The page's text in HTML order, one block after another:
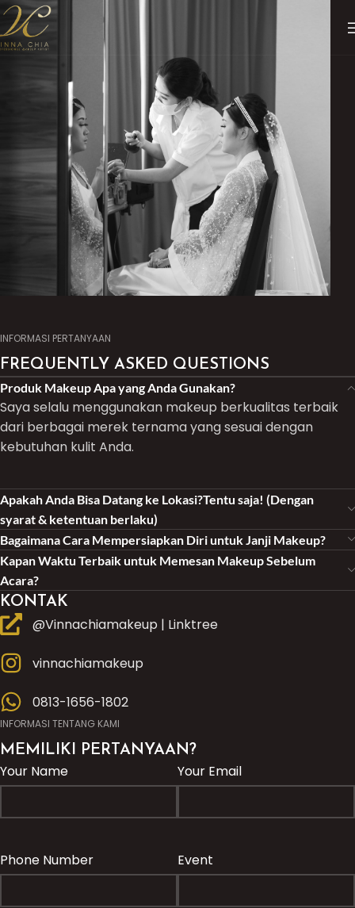
INFORMASI PERTANYAAN
FREQUENTLY ASKED QUESTIONS
Produk Makeup Apa yang Anda Gunakan?
Saya selalu menggunakan makeup berkualitas terbaik
dari berbagai merek ternama yang sesuai dengan
kebutuhan kulit Anda.
Apakah Anda Bisa Datang ke Lokasi?Tentu saja! (Dengan
syarat & ketentuan berlaku)
Bagaimana Cara Mempersiapkan Diri untuk Janji Makeup?
Kapan Waktu Terbaik untuk Memesan Makeup Sebelum
Acara?
KONTAK
@Vinnachiamakeup | Linktree
vinnachiamakeup
0813-1656-1802
INFORMASI TENTANG KAMI
MEMILIKI PERTANYAAN?
Your Name Your Email
Phone Number Event